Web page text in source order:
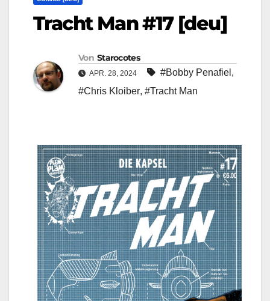
Tracht Man #17 [deu]
Von Starocotes
APR. 28, 2024 #Bobby Penafiel ,
#Chris Kloiber, #Tracht Man